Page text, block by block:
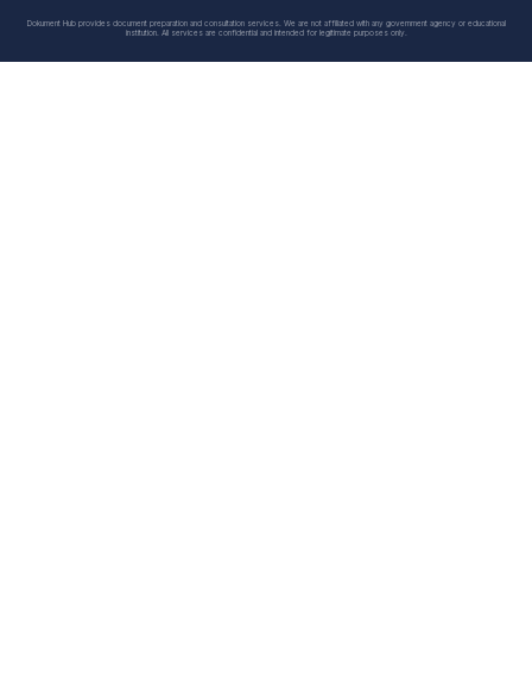
Dokument Hub provides document preparation and consultation services. We are not affiliated with any government agency or educational
institution. All services are confidential and intended for legitimate purposes only.